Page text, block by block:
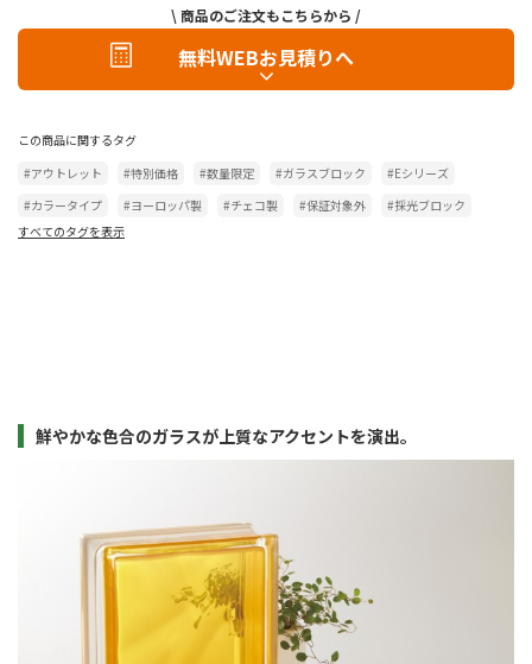
\ 商品のご注文もこちらから /
無料WEBお見積りへ
この商品に関するタグ
#アウトレット
#特別価格 #数量限定 #ガラスブロック
#Eシリーズ
#カラータイプ
#ヨーロッパ製 #チェコ製 #保証対象外
#採光ブロック
すべてのタグを表示
鮮やかな色合のガラスが上質なアクセントを演出。